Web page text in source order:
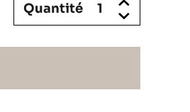
Quantité